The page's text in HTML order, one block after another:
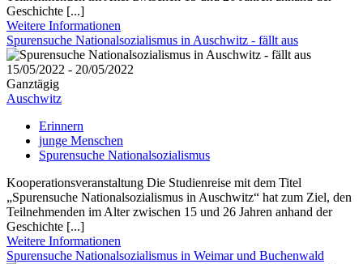
Geschichte [...]
Weitere Informationen
Spurensuche Nationalsozialismus in Auschwitz - fällt aus
15/05/2022 - 20/05/2022
Ganztägig
Auschwitz
Erinnern
junge Menschen
Spurensuche Nationalsozialismus
Kooperationsveranstaltung Die Studienreise mit dem Titel
„Spurensuche Nationalsozialismus in Auschwitz“ hat zum Ziel, den
Teilnehmenden im Alter zwischen 15 und 26 Jahren anhand der
Geschichte [...]
Weitere Informationen
Spurensuche Nationalsozialismus in Weimar und Buchenwald